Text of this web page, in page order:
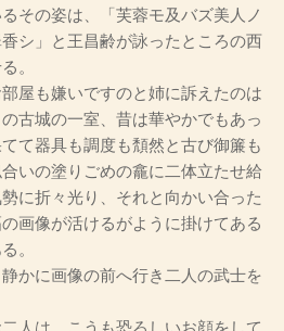
その姿は、「芙蓉モ及バズ美人ノ
シ」と王昌齢が詠ったところの西
。
屋も嫌いですのと姉に訴えたのは
古城の一室、昔は華やかでもあっ
て器具も調度も頽然と古び御簾も
いの塗りごめの龕に二体立たせ給
に折々光り、それと向かい合った
画像が活けるがように掛けてある
。
かに画像の前へ行き二人の武士を